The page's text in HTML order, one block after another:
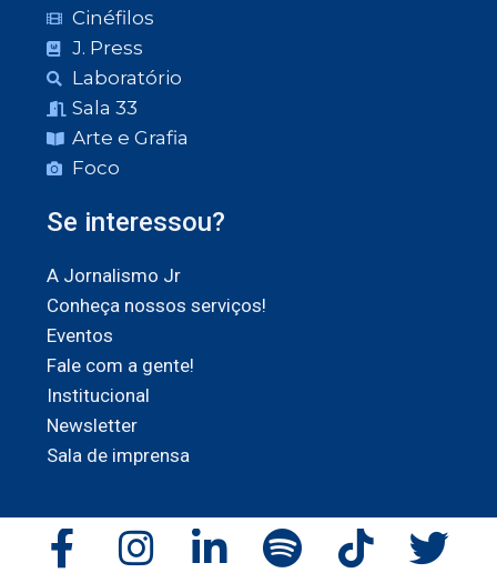
Cinéfilos
J. Press
Laboratório
Sala 33
Arte e Grafia
Foco
Se interessou?
A Jornalismo Jr
Conheça nossos serviços!
Eventos
Fale com a gente!
Institucional
Newsletter
Sala de imprensa